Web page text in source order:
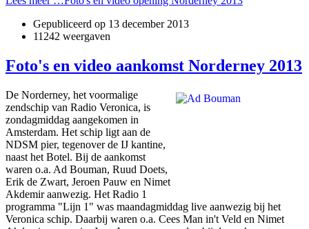
Gepubliceerd op 13 december 2013
11242 weergaven
Foto's en video aankomst Norderney 2013
De Norderney, het voormalige
zendschip van Radio Veronica, is
zondagmiddag aangekomen in
Amsterdam. Het schip ligt aan de
NDSM pier, tegenover de IJ kantine,
naast het Botel. Bij de aankomst
waren o.a. Ad Bouman, Ruud Doets,
Erik de Zwart, Jeroen Pauw en Nimet
Akdemir aanwezig. Het Radio 1
programma "Lijn 1" was maandagmiddag live aanwezig bij het
Veronica schip. Daarbij waren o.a. Cees Man in't Veld en Nimet